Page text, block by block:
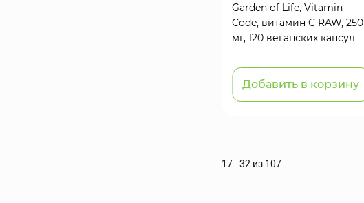
Garden of Life, Vitamin
Code, витамин C RAW, 250
мг, 120 веганских капсул
Добавить в корзину
17 - 32 из 107